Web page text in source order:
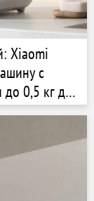
Xiaomi
с
0,5 кг для